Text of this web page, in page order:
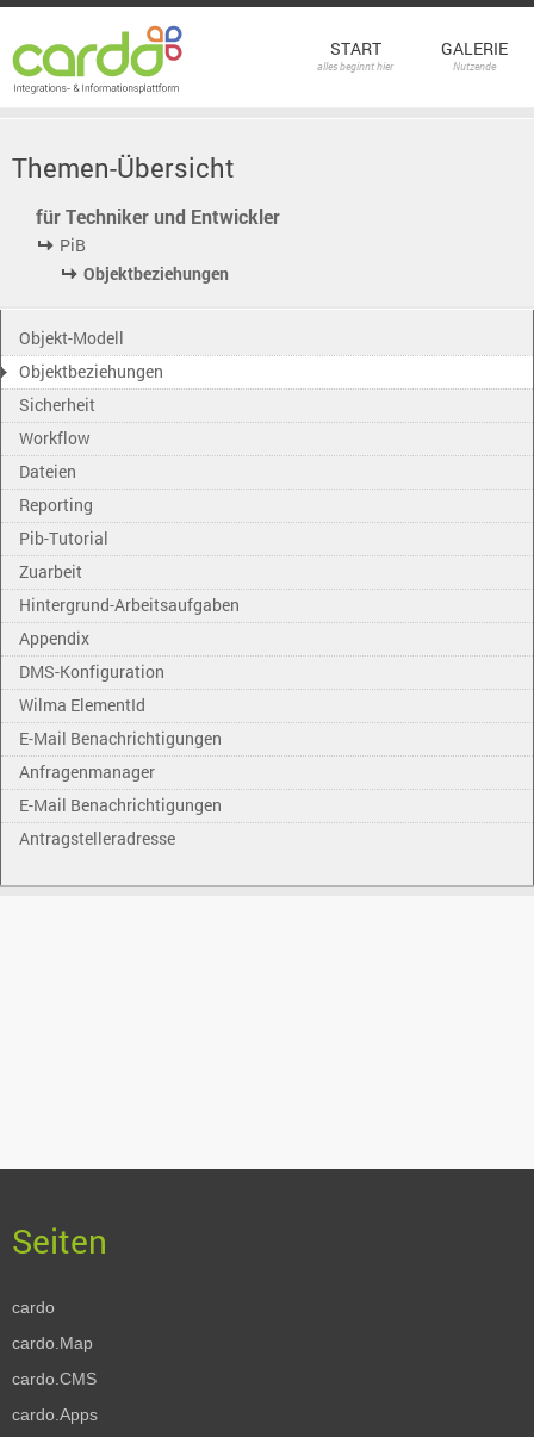
START
alles beginnt hier
GALERIE
Nutzende
Themen-Übersicht
für Techniker und Entwickler
PiB
Objektbeziehungen
Objekt-Modell
Objektbeziehungen
Sicherheit
Workflow
Dateien
Reporting
Pib-Tutorial
Zuarbeit
Hintergrund-Arbeitsaufgaben
Appendix
DMS-Konfiguration
Wilma ElementId
E-Mail Benachrichtigungen
Anfragenmanager
E-Mail Benachrichtigungen
Antragstelleradresse
cardo
cardo.Map
cardo.CMS
cardo.Apps